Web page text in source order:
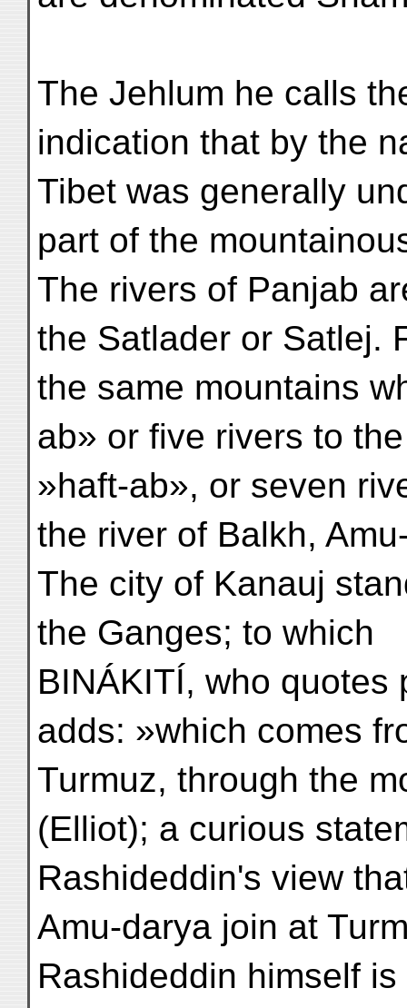
The Jehlum he calls
indication that by the
Tibet was generally
part of the
The rivers of Panjab
the Satlader or Satlej.
the same mountains
ab» or five rivers to
»haft-ab», or seven
the river of Balkh,
The city of Kanauj
the Ganges; to which
BINÁKITÍ, who quotes
adds: »which comes
Turmuz, through the
(Elliot); a curious
Rashideddin's view
Amu-darya join at
Rashideddin himself